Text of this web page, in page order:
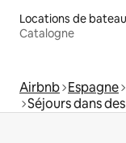
Locations de
Catalogne
Airbnb Espagne
Séjours dans